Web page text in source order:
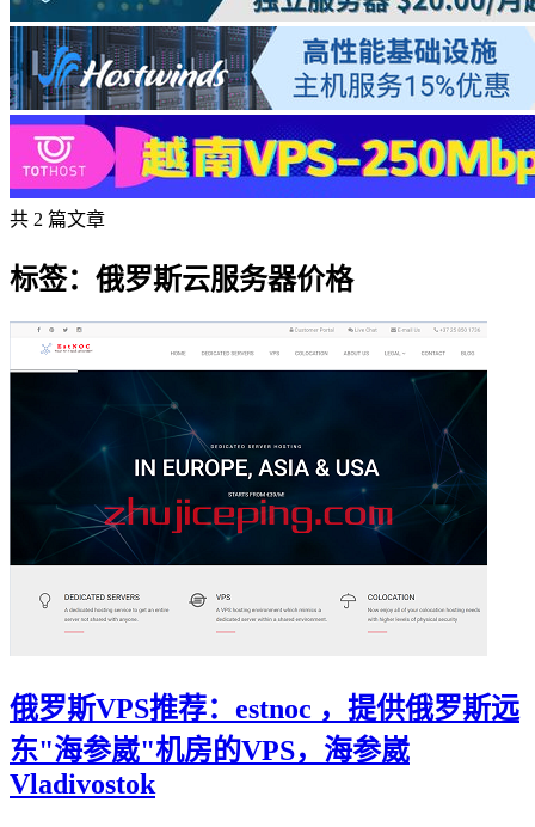
共 2 篇文章
标签：俄罗斯云服务器价格
俄罗斯VPS推荐：estnoc ，提供俄罗斯远
东"海参崴"机房的VPS，海参崴
Vladivostok